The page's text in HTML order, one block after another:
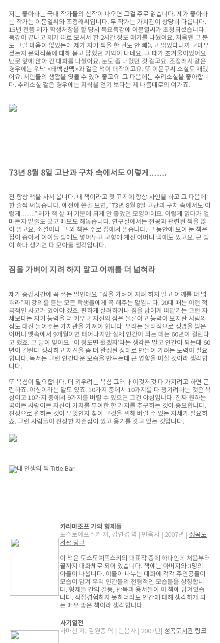
저는 좋아하는 국내 작가들의 신작이 나오면 그걸 주로 읽습니다. 제가 좋아하
는 작가는 이문열씨와 조정래씨입니다. 두 작가는 가치관이 상당히 다릅니다.
15년 전쯤 제가 학생처장을 할 당시 목요특강에 이문열씨가 초청되셨습니다.
특강이 끝나고 제가 따로 모셔서 한 2시간 정도 얘기를 나눴어요. 처음엔 그 분
도 그럴 마음이 없었는데 제가 자기 책을 한 권도 안 빼놓고 읽었다니까 고마우
셨는지 문학작품에 대해 묻고 답했던 기억이 나네요. 그 때가 초겨울이었어요.
난로 앞에 앉아 긴 대화를 나눴어요. 눈도 좀 내렸던 것 같고요. 조정래시 같은
경우에는 워낙 <태백산맥>과 같은 책이 대작이고요. 또 이문구씨 소설도 재밌
어요. 서민들의 생활을 엿볼 수 있어 좋고요. 그 다음에는 추리소설을 좋아합니
다. 추리소설 같은 경우에는 지식을 얻기 보다는 제 나름대로의 여가죠.
73년 8월 8일 고난과 구차 속에서도 이렇게…….
전 항상 책을 사서 봅니다. 내 책이라고 첫 표지에 항상 사인을 하고 그 다음에
한 줄씩 써놓습니다. 예전에 쓴걸 보면, “73년 8월 8일 고난과 구차 속에서도 이
렇게…….” 제가 책 살 때 기분에 되게 안 좋았던 모양이에요. 이렇게 읽다가 얼
마든지 밑줄도 긋고 메모도 해놓습니다. 연구실에서는 전공과 관련된 책을 많
이 읽고요. 소설이나 그 외 책은 주로 집에서 읽습니다. 그 동안에 모아 둔 책은
집이 좁아서 아이들 방에도 넣어두고 고향에 계신 어머니 댁에도 있고요. 큰 방
이 하나 생기면 다 모아둘 생각입니다.
짐을 가벼이 지려 하지 말고 어깨를 더 넓혀라
제가 종강시간에 꼭 쓰는 말인데요. “짐을 가벼이 지려 하지 말고 어깨를 더 넓
혀라” 제 강의를 듣는 모든 학생들에게 꼭 해주는 말입니다. 20대 때는 이런 적
극적인 사고가 있어야 겠죠. 편하게 살려하거나 짐을 남에게 떠맡기는 그런 자
세보다는 자기 능력을 더 키우고 자신의 짐은 물론이고 능력이 모자란 사람의
짐도 대신 들어주는 가치관을 가져야 합니다. 우리는 물리적으로 생명을 받은
어머니 뱃속에서 9개월이면 태어나지만 실제 인간이 되는 데는 60년이 걸린다
고 했죠. 그 말이 맞아요. ‘이 정도면 됐겠지’라는 생각은 말고 인간이 되는데 60
년이 걸린다 생각하고 자신을 좀 더 완성된 상태로 만들어 가려는 노력이 필요
합니다. 독서는 그런 인간다운 모습을 만드는데 큰 영향을 미칠 것이라 생각합
니다.
또 욕심이 필요합니다. 더 키우려는 욕심 그러나 이것저것 다 가지려고 하면 곤
란하죠. 야심이라는 말도 있죠. 10가지 중에서 10가지를 다 챙기려하는 것은 욕
심이고 10가지 중에서 9가지를 버릴 수 있으면 그건 야심입니다. 진짜 원하는
꿈이든 사랑이든 자신이 가치를 부여한 한 가지를 추구하는 것이 중요합니다.
진정으로 원하는 것이 무엇인지 찾아 그것을 위해 버릴 수 있는 자세가 필요하
죠. 그런 사람들이 진정한 자존심이 있고 용기를 갖고 있는 것입니다.
카라마조프 가의 형제들
도스토예프스키 저, 김연경 역 | 민음사 | 2007년
성곡도
서관 링크
이 책은 도스토예프스키의 대표작 중에 하나인데 처음부터
끝까지 대화체로 되어 있습니다. 책에는 아버지와 3명의
아들이 나옵니다. 이들이 나누는 대화에 각각 주인공들이
모습이 담겨 우리 인간들의 전형적인 모습들을 상징합니
다. 형제들 간의 갈등, 반목과 용서들이 이 책에 담겨있습
니다. 직접경험하지 못하더라도 인간에 대해 생각하게 되
는 매우 좋은 책이라 생각합니다.
사기열전
사마천 저, 김원중 역 | 민음사 | 2007년 성곡도서관 링크